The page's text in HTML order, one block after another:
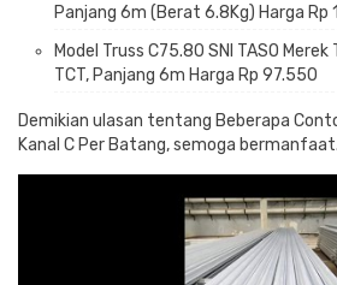
Panjang 6m (Berat 6.8Kg) Harga Rp
Model Truss C75.80 SNI TASO Merek
TCT, Panjang 6m Harga Rp 97.550
Demikian ulasan tentang Beberapa
Kanal C Per Batang, semoga bermanfaat.